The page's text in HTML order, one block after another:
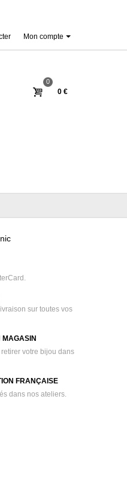
Mon compte
0
0 €
sur toutes vos
MAGASIN
votre bijou dans
FRANÇAISE
dans nos ateliers.